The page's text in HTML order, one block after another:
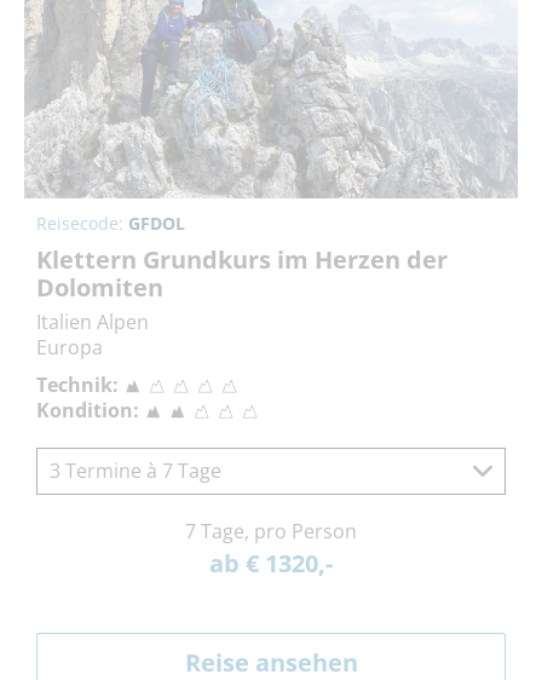
Reisecode: GFDOL
Klettern Grundkurs im Herzen der
Dolomiten
Italien Alpen
Europa
Technik:
Kondition:
3 Termine à 7 Tage
7 Tage, pro Person
ab € 1320,-
Reise ansehen